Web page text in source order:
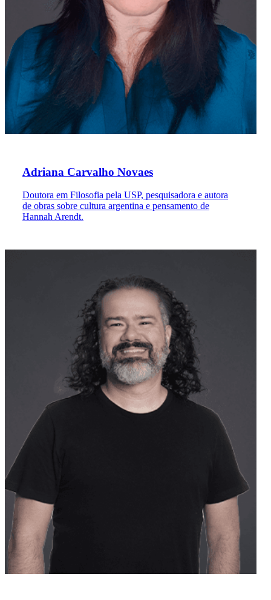
Adriana Carvalho Novaes
Doutora em Filosofia pela USP, pesquisadora e autora
de obras sobre cultura argentina e pensamento de
Hannah Arendt.